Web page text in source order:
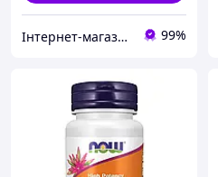
Інтернет-магазин Proteininlviv 99%